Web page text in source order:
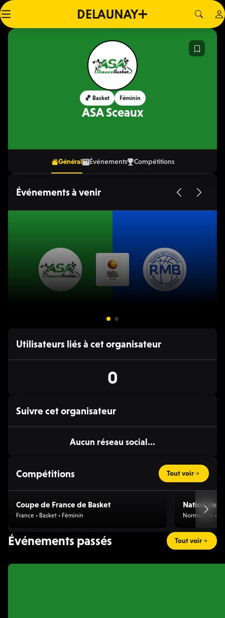
🏀 Basket Féminin
ASA Sceaux
Général Événements Compétitions
Événements à venir
15 FÉV. 20:00 - 22:00
ASA Sceaux / Rouen Métropole Basket (F)
Coupe de France de Basket, 2024/25
Utilisateurs liés à cet organisateur
0
Suivre cet organisateur
Aucun réseau social...
Compétitions Tout voir
Coupe de France de Basket
France • Basket • Féminin
Nationale 1
Normandie •
Événements passés Tout voir